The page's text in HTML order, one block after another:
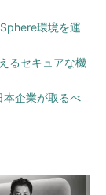
環境を運
るセキュアな機
本企業が取るべ